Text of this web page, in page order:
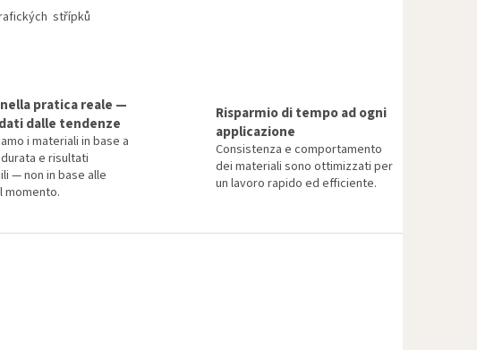
střípků
t
r
o
l
l
i
e
pratica reale —
dalle tendenze
i materiali in base a
e risultati
— non in base alle
momento.
Risparmio di tempo ad ogni
applicazione
Consistenza e comportamento
dei materiali sono ottimizzati per
un lavoro rapido ed efficiente.